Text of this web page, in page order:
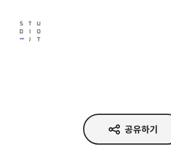
Studio JT
공유하기